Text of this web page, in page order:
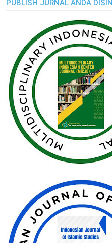
PUBLISH JURNAL ANDA DISINI